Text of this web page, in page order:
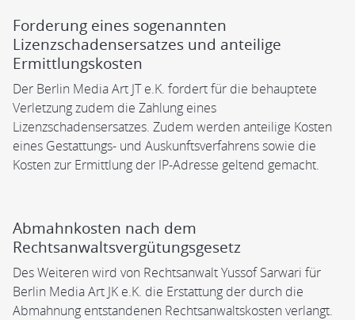
Forderung eines sogenannten
Lizenzschadensersatzes und anteilige
Ermittlungskosten
Der Berlin Media Art JT e.K. fordert für die behauptete
Verletzung zudem die Zahlung eines
Lizenzschadensersatzes. Zudem werden anteilige Kosten
eines Gestattungs- und Auskunftsverfahrens sowie die
Kosten zur Ermittlung der IP-Adresse geltend gemacht.
Abmahnkosten nach dem
Rechtsanwaltsvergütungsgesetz
Des Weiteren wird von Rechtsanwalt Yussof Sarwari für
Berlin Media Art JK e.K. die Erstattung der durch die
Abmahnung entstandenen Rechtsanwaltskosten verlangt.